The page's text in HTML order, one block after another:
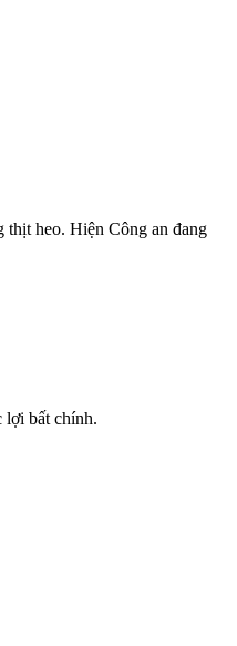
thịt heo. Hiện Công an đang
lợi bất chính.